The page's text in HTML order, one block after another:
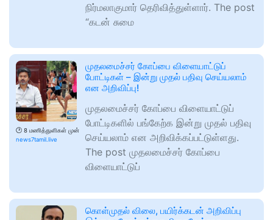
நிர்மலாகுமார் தெரிவித்துள்ளார். The post
“கடன் சுமை
🕑 8 மணித்துளிகள் முன்
news7tamil.live
முதலமைச்சர் கோப்பை விளையாட்டுப்
போட்டிகள் – இன்று முதல் பதிவு செய்யலாம்
என அறிவிப்பு!
முதலமைச்சர் கோப்பை விளையாட்டுப்
போட்டிகளில் பங்கேற்க இன்று முதல் பதிவு
செய்யலாம் என அறிவிக்கப்பட்டுள்ளது.
The post முதலமைச்சர் கோப்பை
விளையாட்டுப்
கொள்முதல் விலை, பயிர்க்கடன் அறிவிப்பு